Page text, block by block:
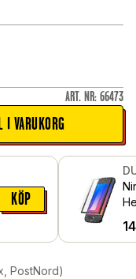
ART. NR: 66473
I VARUKORG
KÖP
PostNord)